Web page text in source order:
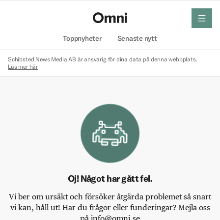
Toppnyheter Senaste nytt
meny
Schibsted News Media AB är ansvarig för dina data på denna webbplats.
Läs mer här
Oj! Något har gått fel.
Vi ber om ursäkt och försöker åtgärda problemet så snart
vi kan, håll ut! Har du frågor eller funderingar? Mejla oss